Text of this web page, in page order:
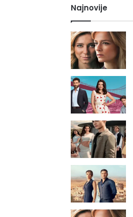
Najnovije